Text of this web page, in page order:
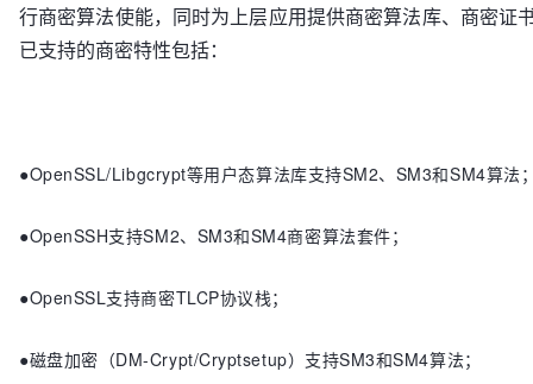
行商密算法使能，同时为上层应用提供商密算法库、商密证
已支持的商密特性包括：
●OpenSSL/Libgcrypt等用户态算法库支持SM2、SM3和SM4算法
●OpenSSH支持SM2、SM3和SM4商密算法套件；
●OpenSSL支持商密TLCP协议栈；
●磁盘加密（DM-Crypt/Cryptsetup）支持SM3和SM4算法；